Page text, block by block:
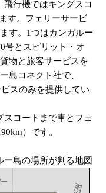
行機ではキングスコ
す。フェリーサービ
す。1つはカンガルー
号とスピリット・オ
物と旅客サービスを
島コネクト社で、
スのみを提供してい
コートまで車とフェ
）です。
島の場所が判る地図